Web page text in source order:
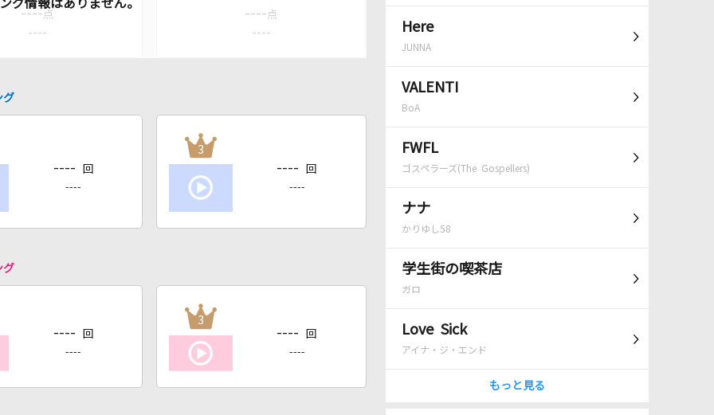
Here
JUNNA
VALENTI
BoA
FWFL
ゴスペラーズ(The Gospellers)
ナナ
かりゆし58
学生街の喫茶店
ガロ
Love Sick
アイナ・ジ・エンド
もっと見る
---- 点
----
---- 点
----
グ
---- 回
----
3
---- 回
----
グ
---- 回
----
3
---- 回
----